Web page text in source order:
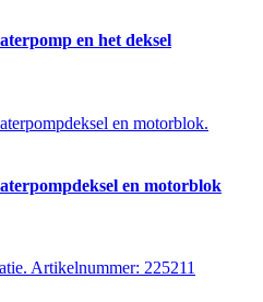
en het deksel
en motorblok